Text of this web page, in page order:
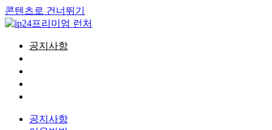
콘텐츠로 건너뛰기
공지사항
공지사항